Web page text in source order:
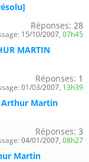
Réponses: 28
15/10/2007, 07h45
MARTIN
Réponses: 1
01/03/2007, 13h39
Arthur Martin
Réponses: 3
04/01/2007, 08h27
Martin